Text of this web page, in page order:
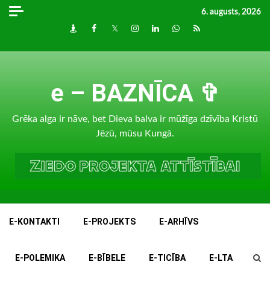
Skip
6. augusts, 2026
DraugiemFacebook
TwitterInstagram
LinkedInwhatsapp
RSS
e – BAZNĪCA ✞
Grēka alga ir nāve, bet Dieva balva ir mūžīga dzīvība Kristū
Jēzū, mūsu Kungā.
E-KONTAKTI E-PROJEKTS E-ARHĪVS
E-POLEMIKA E-BĪBELE E-TICĪBA E-LTA